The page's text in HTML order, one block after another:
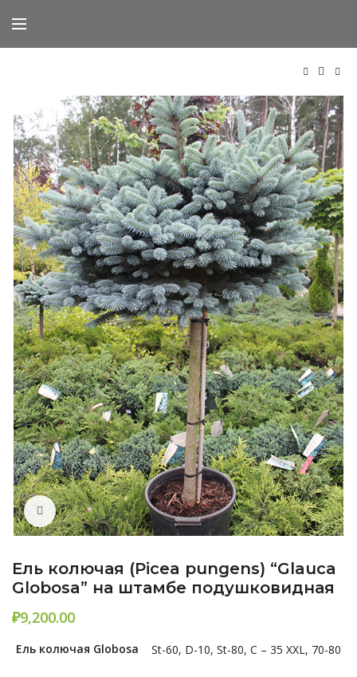
Нажмите, чтобы увеличить
Ель колючая (Picea pungens) “Glauca
Globosa” на штамбе подушковидная
₽
Ель колючая Globosa St-60, D-10, St-80, С – 35 XXL, 70-80